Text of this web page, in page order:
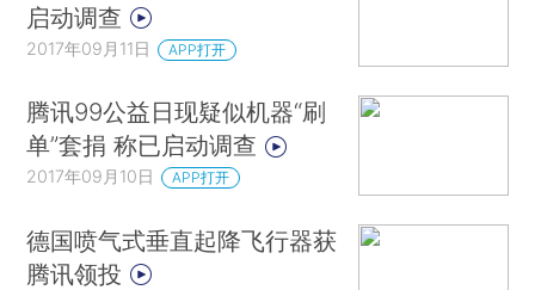
启动调查
2017年09月11日 APP打开
腾讯99公益日现疑似机器“刷
单”套捐 称已启动调查
2017年09月10日 APP打开
德国喷气式垂直起降飞行器获
腾讯领投